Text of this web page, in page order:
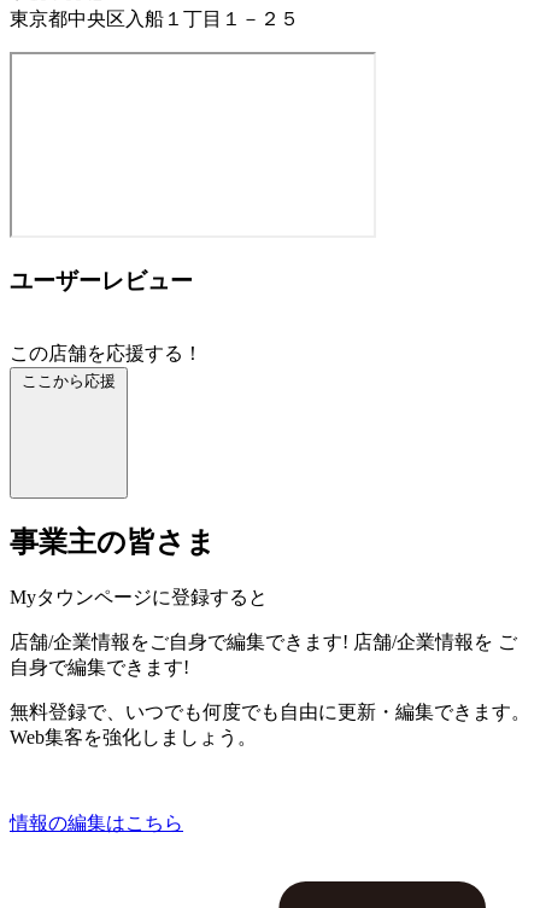
東京都中央区入船１丁目１－２５
ユーザーレビュー
この店舗を応援する！
ここから応援
事業主の皆さま
Myタウンページに登録すると
店舗/企業情報をご自身で編集できます! 店舗/企業情報を ご
自身で編集できます!
無料登録で、いつでも何度でも自由に更新・編集できます。
Web集客を強化しましょう。
情報の編集はこちら